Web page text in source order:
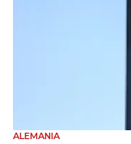
ALEMANIA